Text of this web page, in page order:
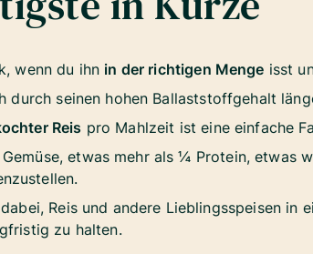
wenn du ihn in der richtigen Menge isst
durch seinen hohen Ballaststoffgehalt
Reis pro Mahlzeit ist eine einfache
etwas mehr als ¼ Protein, etwas
dabei, Reis und andere Lieblingsspeisen in
zu halten.